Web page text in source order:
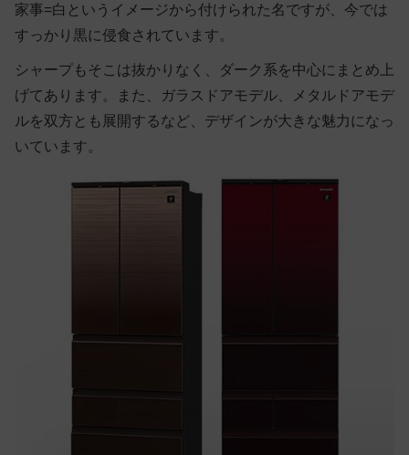
家事=白というイメージから付けられた名ですが、今では
すっかり黒に侵食されています。
シャープもそこは抜かりなく、ダーク系を中心にまとめ上
げてあります。また、ガラスドアモデル、メタルドアモデ
ルを双方とも展開するなど、デザインが大きな魅力になっ
いています。